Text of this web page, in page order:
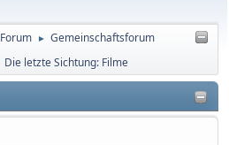
Forum ► Gemeinschaftsforum
Die letzte Sichtung: Filme